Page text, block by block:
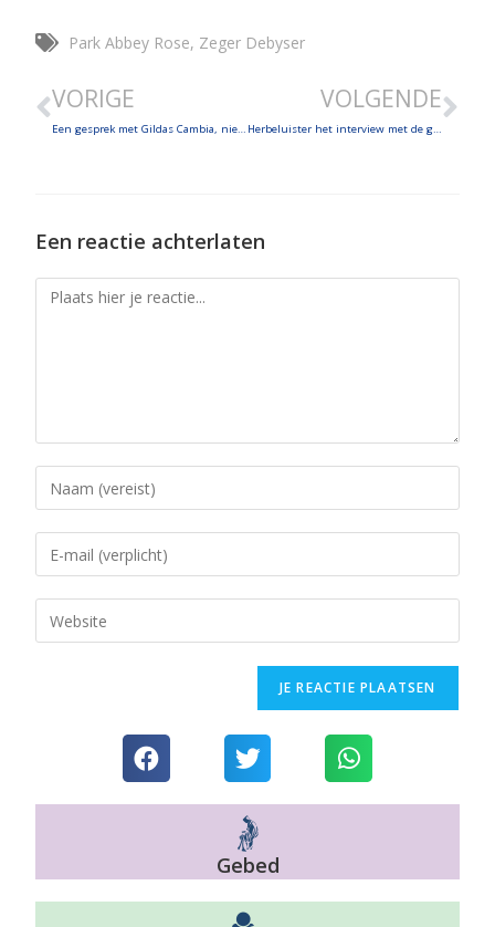
Park Abbey Rose, Zeger Debyser
VORIGE
Een gesprek met Gildas Cambia, nieuwe priester voor het bisdom Brugge
VOLGENDE
Herbeluister het interview met de gemeenschap Zaden van het Woord
Een reactie achterlaten
Gebed